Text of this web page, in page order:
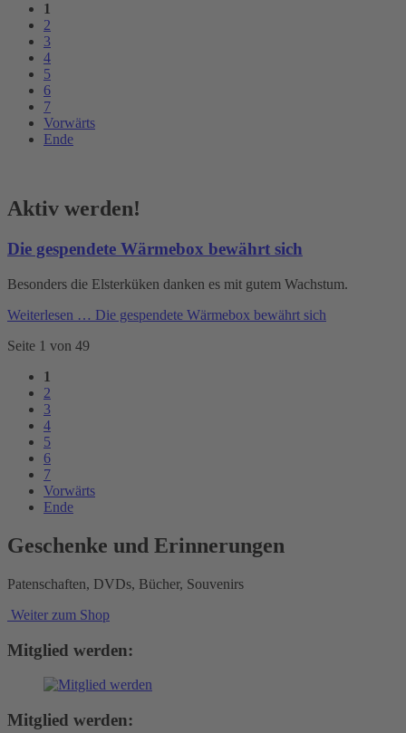
1
2
3
4
5
6
7
Vorwärts
Ende
Aktiv werden!
Die gespendete Wärmebox bewährt sich
Besonders die Elsterküken danken es mit gutem Wachstum.
Weiterlesen … Die gespendete Wärmebox bewährt sich
Seite 1 von 49
1
2
3
4
5
6
7
Vorwärts
Ende
Geschenke und Erinnerungen
Patenschaften, DVDs, Bücher, Souvenirs
Weiter zum Shop
Mitglied werden:
Mitglied werden: